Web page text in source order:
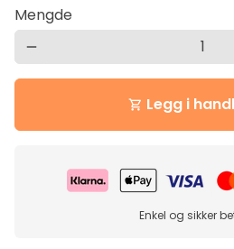
Mengde
remove
shopping_cart Legg i
Enkel og sikker